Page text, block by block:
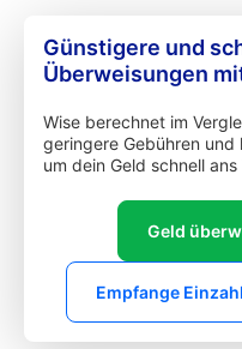
Günstigere und
Überweisungen
Wise berechnet im
geringere Gebühren und
um dein Geld schnell
Geld
Empfange